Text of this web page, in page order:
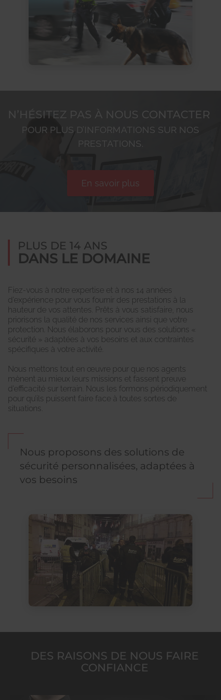
N’HÉSITEZ PAS À NOUS CONTACTER
POUR PLUS D’INFORMATIONS SUR NOS
PRESTATIONS.
En savoir plus
PLUS DE 14 ANS
DANS LE DOMAINE
Fiez-vous à notre expertise et à nos 14 années
d’expérience pour vous fournir des prestations à la
hauteur de vos attentes. Prêts à vous satisfaire, nous
priorisons la qualité de nos services ainsi que votre
protection. Nous élaborons pour vous des solutions «
sécurité » adaptées à vos besoins et aux contraintes
spécifiques à votre activité.
Nous mettons tout en œuvre pour que nos agents
mènent au mieux leurs missions et fassent preuve
d’efficacité sur terrain. Nous les formons périodiquement
pour qu’ils puissent faire face à toutes sortes de
situations.
Nous proposons des solutions de
sécurité personnalisées, adaptées à
vos besoins
DES RAISONS DE NOUS FAIRE
CONFIANCE